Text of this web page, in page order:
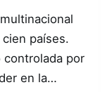
países.
controlada por
en la…